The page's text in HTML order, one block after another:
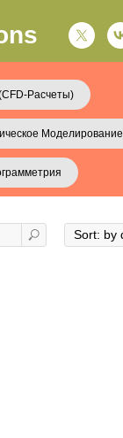
Расчеты)
Моделирование